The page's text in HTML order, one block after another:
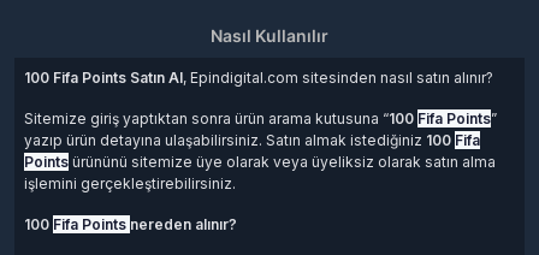
Nasıl Kullanılır
100 Fifa Points Satın Al, Epindigital.com sitesinden nasıl satın alınır?
Sitemize giriş yaptıktan sonra ürün arama kutusuna “100 Fifa Points”
yazıp ürün detayına ulaşabilirsiniz. Satın almak istediğiniz 100 Fifa
Points ürününü sitemize üye olarak veya üyeliksiz olarak satın alma
işlemini gerçekleştirebilirsiniz.
100 Fifa Points nereden alınır?